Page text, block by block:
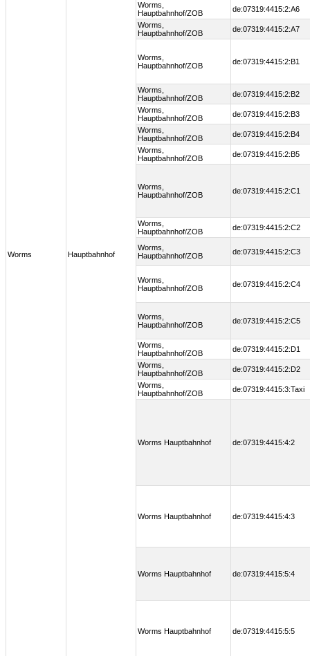
Worms Hauptbahnhof
Worms,
Hauptbahnhof/ZOB
de:07319:4415:2:A6
Worms,
Hauptbahnhof/ZOB
de:07319:4415:2:A7
Worms,
Hauptbahnhof/ZOB
de:07319:4415:2:B1
Worms,
Hauptbahnhof/ZOB
de:07319:4415:2:B2
Worms,
Hauptbahnhof/ZOB
de:07319:4415:2:B3
Worms,
Hauptbahnhof/ZOB
de:07319:4415:2:B4
Worms,
Hauptbahnhof/ZOB
de:07319:4415:2:B5
Worms,
Hauptbahnhof/ZOB
de:07319:4415:2:C1
Worms,
Hauptbahnhof/ZOB
de:07319:4415:2:C2
Worms,
Hauptbahnhof/ZOB
de:07319:4415:2:C3
Worms,
Hauptbahnhof/ZOB
de:07319:4415:2:C4
Worms,
Hauptbahnhof/ZOB
de:07319:4415:2:C5
Worms,
Hauptbahnhof/ZOB
de:07319:4415:2:D1
Worms,
Hauptbahnhof/ZOB
de:07319:4415:2:D2
Worms,
Hauptbahnhof/ZOB
de:07319:4415:3:Taxi
Worms Hauptbahnhof de:07319:4415:4:2
Worms Hauptbahnhof de:07319:4415:4:3
Worms Hauptbahnhof de:07319:4415:5:4
Worms Hauptbahnhof de:07319:4415:5:5